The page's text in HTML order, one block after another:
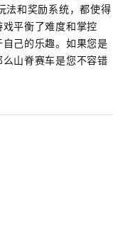
法和奖励系统，都使得
平衡了难度和掌控
己的乐趣。如果您是
山脊赛车是您不容错